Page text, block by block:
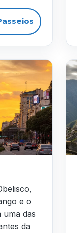
e o
uma das
da